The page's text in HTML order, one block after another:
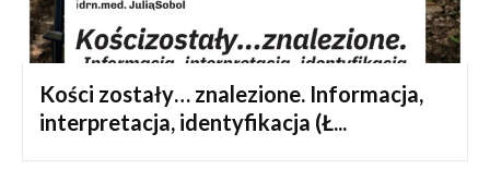
Kości zostały… znalezione. Informacja,
interpretacja, identyfikacja (Ł...